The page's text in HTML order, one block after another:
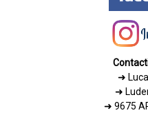
➜
➜
➜ 9675